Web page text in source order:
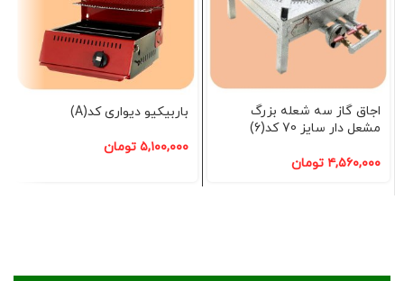
اجاق گاز سه شعله بزرگ
مشعل دار سایز 70 کد(6)
۴,۵۶۰,۰۰۰ تومان
باربیکیو دیواری کد(A)
۵,۱۰۰,۰۰۰ تومان